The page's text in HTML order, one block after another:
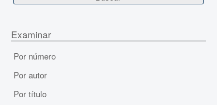
Examinar
Por número
Por autor
Por título